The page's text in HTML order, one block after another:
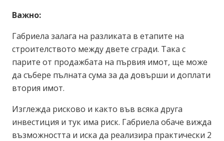
Важно:
Габриела залага на разликата в етапите на
строителството между двете сгради. Така с
парите от продажбата на първия имот, ще може
да събере пълната сума за да довърши и доплати
втория имот.
Изглежда рисково и както във всяка друга
инвестиция и тук има риск. Габриела обаче вижда
възможността и иска да реализира практически 2